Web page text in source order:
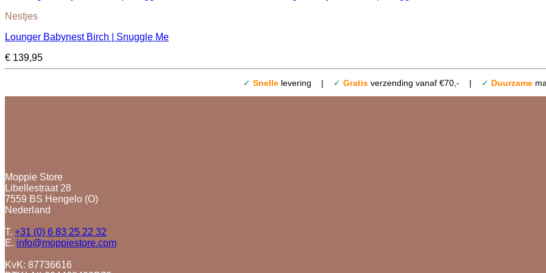
Nestjes
Lounger Babynest Birch | Snuggle Me
€ 139,95
✓ Snelle levering | ✓ Gratis verzending vanaf €70,- | ✓ Duurzame
Moppie Store
Libellestraat 28
7559 BS Hengelo (O)
Nederland
T. +31 (0) 6 83 25 22 32
E. info@moppiestore.com
KvK: 87736616